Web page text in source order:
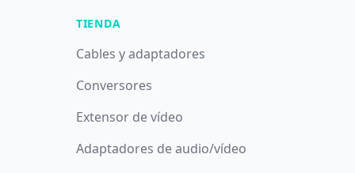
TIENDA
Cables y adaptadores
Conversores
Extensor de vídeo
Adaptadores de audio/vídeo